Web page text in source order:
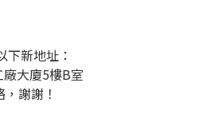
新地址：
大廈5樓B室
，謝謝！